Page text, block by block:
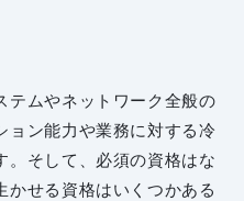
テムやネットワーク全般の
ョン能力や業務に対する冷
。そして、必須の資格はな
かせる資格はいくつかある